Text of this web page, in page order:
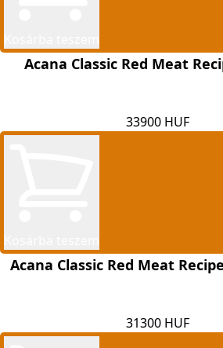
Acana Classic Red Meat
33900 HUF
Acana Classic Red Meat
31300 HUF